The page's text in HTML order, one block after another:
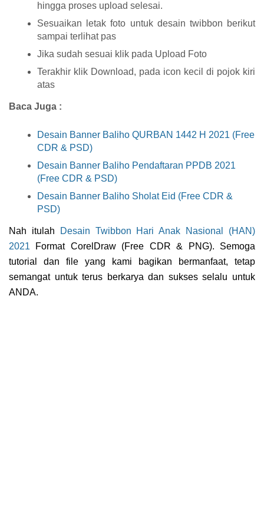
hingga proses upload selesai.
Sesuaikan letak foto untuk desain twibbon berikut
sampai terlihat pas
Jika sudah sesuai klik pada Upload Foto
Terakhir klik Download, pada icon kecil di pojok kiri
atas
Baca Juga :
Desain Banner Baliho QURBAN 1442 H 2021 (Free
CDR & PSD)
Desain Banner Baliho Pendaftaran PPDB 2021
(Free CDR & PSD)
Desain Banner Baliho Sholat Eid (Free CDR &
PSD)
Nah itulah Desain Twibbon Hari Anak Nasional (HAN)
2021 Format CorelDraw (Free CDR & PNG). Semoga
tutorial dan file yang kami bagikan bermanfaat, tetap
semangat untuk terus berkarya dan sukses selalu untuk
ANDA.